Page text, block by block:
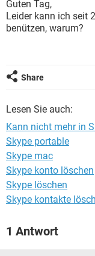
FACEBOOK
WINDOWS 10
WHATSAPP
ANDROID
FACEBOOK
Guten Tag,
Leider kann ich seit
benützen, warum?
Share
Lesen Sie auch:
Kann nicht mehr in
Skype portable
Skype mac
Skype konto löschen
Skype löschen
Skype kontakte
1 Antwort